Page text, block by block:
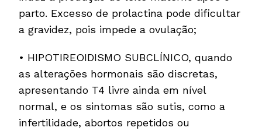
parto. Excesso de prolactina pode dificultar
a gravidez, pois impede a ovulação;
• HIPOTIREOIDISMO SUBCLÍNICO, quando
as alterações hormonais são discretas,
apresentando T4 livre ainda em nível
normal, e os sintomas são sutis, como a
infertilidade, abortos repetidos ou